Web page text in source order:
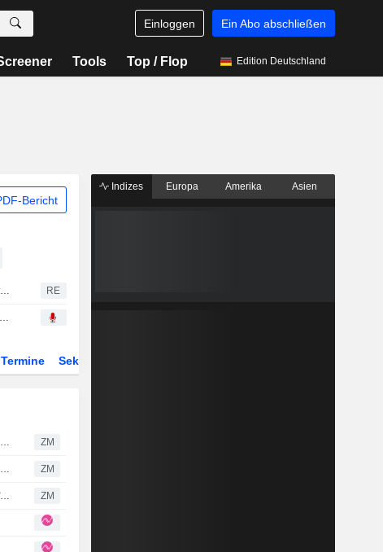
Einloggen Ein Abo abschließen
Tools Top / Flop Edition Deutschland
Bericht
MPS prüft Abwehr-Optionen gegen Intesa-Übernahmeangebot nach besser als erwarteten Gewinnen RE
Banca Monte dei Paschi di Siena S.p.A., Q2 2026 Earnings Call, Aug 07, 2026
Termine Sektor
BANCA MONTE DEI PASCHI DI SIENA S.P.A. : Von Autonomous Research auf neutral reduziert ZM
BANCA MONTE DEI PASCHI DI SIENA S.P.A. : AlphaValue/Baader Europe senkt seine Bewertung auf Verkaufen ZM
BANCA MONTE DEI PASCHI DI SIENA S.P.A. : Von Equita SIM zum Kaufen aufgerüstet ZM
Indizes Europa Amerika Asien